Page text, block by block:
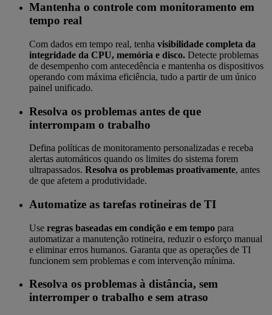
Mantenha o controle com monitoramento em
tempo real
Com dados em tempo real, tenha visibilidade completa da
integridade da CPU, memória e disco. Detecte problemas
de desempenho com antecedência e mantenha os dispositivos
operando com máxima eficiência, tudo a partir de um único
painel unificado.
Resolva os problemas antes de que
interrompam o trabalho
Defina políticas de monitoramento personalizadas e receba
alertas automáticos quando os limites do sistema forem
ultrapassados. Resolva os problemas proativamente, antes
de que afetem a produtividade.
Automatize as tarefas rotineiras de TI
Use regras baseadas em condição e em tempo para
automatizar a manutenção rotineira, reduzir o esforço manual
e eliminar erros humanos. Garanta que as operações de TI
funcionem sem problemas e com intervenção mínima.
Resolva os problemas à distância, sem
interromper o trabalho e sem atraso